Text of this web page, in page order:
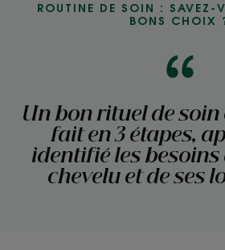
ROUTINE DE SOIN : SAVEZ-
BONS CHOIX
Un bon rituel de soin
fait en 3 étapes,
identifié les besoins
chevelu et de ses